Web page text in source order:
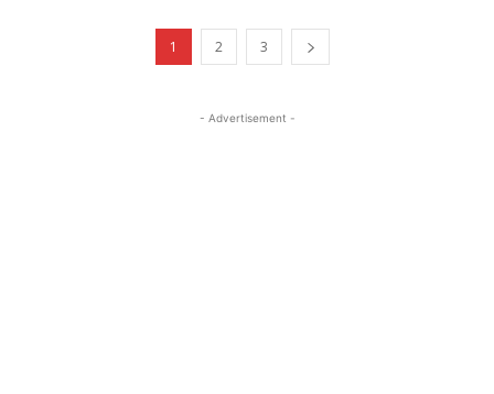
1 2 3
- Advertisement -